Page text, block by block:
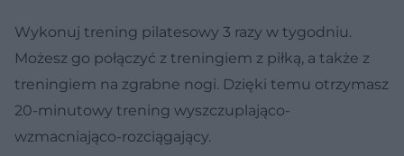
Wykonuj trening pilatesowy 3 razy w tygodniu.
Możesz go połączyć z treningiem z piłką, a także z
treningiem na zgrabne nogi. Dzięki temu otrzymasz
20-minutowy trening wyszczuplająco-
wzmacniająco-rozciągający.